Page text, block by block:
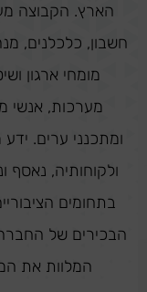
חשבון, כלכלנים,
מומחי ארגון
מערכות, אנשי
ומתכנני ערים.
ולקוחותיה, נאסף
בתחומים
הבכירים של
המלוות את